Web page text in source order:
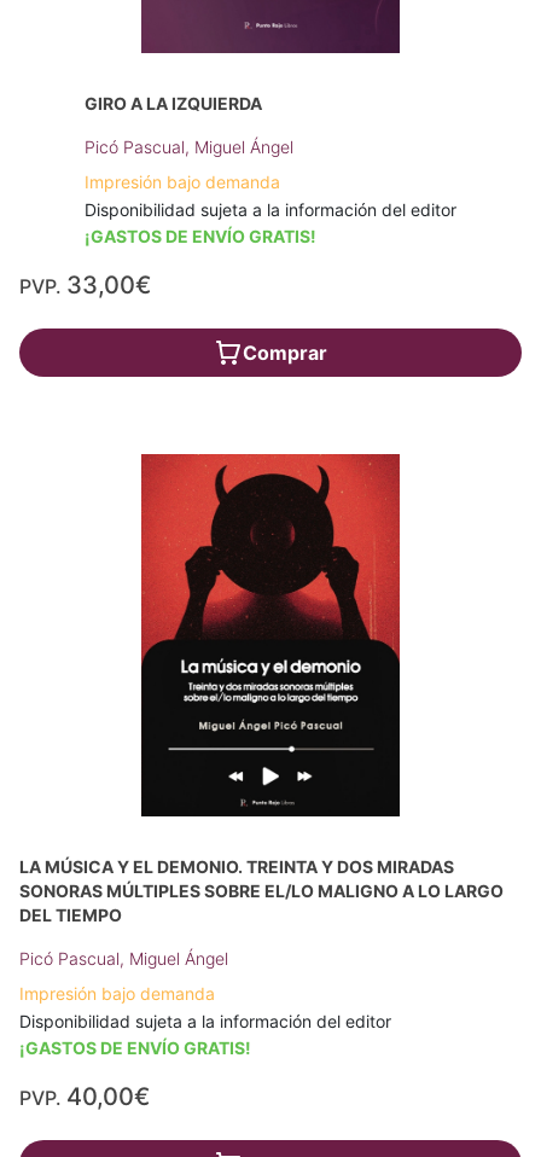
GIRO A LA IZQUIERDA
Picó Pascual, Miguel Ángel
Impresión bajo demanda
Disponibilidad sujeta a la información del editor
¡GASTOS DE ENVÍO GRATIS!
PVP. 33,00€
Comprar
LA MÚSICA Y EL DEMONIO. TREINTA Y DOS MIRADAS
SONORAS MÚLTIPLES SOBRE EL/LO MALIGNO A LO LARGO
DEL TIEMPO
Picó Pascual, Miguel Ángel
Impresión bajo demanda
Disponibilidad sujeta a la información del editor
¡GASTOS DE ENVÍO GRATIS!
PVP. 40,00€